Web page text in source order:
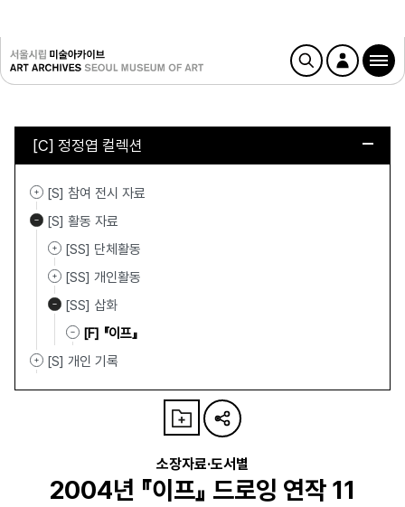
[C] 정정엽 컬렉션
[S] 참여 전시 자료
[S] 활동 자료
[SS] 단체활동
[SS] 개인활동
[SS] 삽화
[F] 『이프』
[S] 개인 기록
소장자료·도서별
2004년 『이프』 드로잉 연작 11